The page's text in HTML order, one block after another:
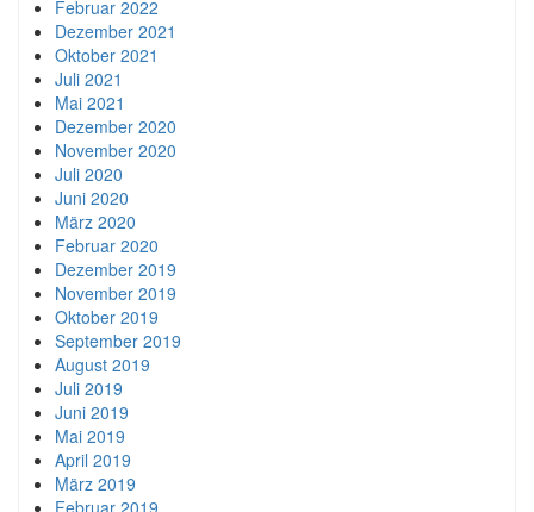
Februar 2022
Dezember 2021
Oktober 2021
Juli 2021
Mai 2021
Dezember 2020
November 2020
Juli 2020
Juni 2020
März 2020
Februar 2020
Dezember 2019
November 2019
Oktober 2019
September 2019
August 2019
Juli 2019
Juni 2019
Mai 2019
April 2019
März 2019